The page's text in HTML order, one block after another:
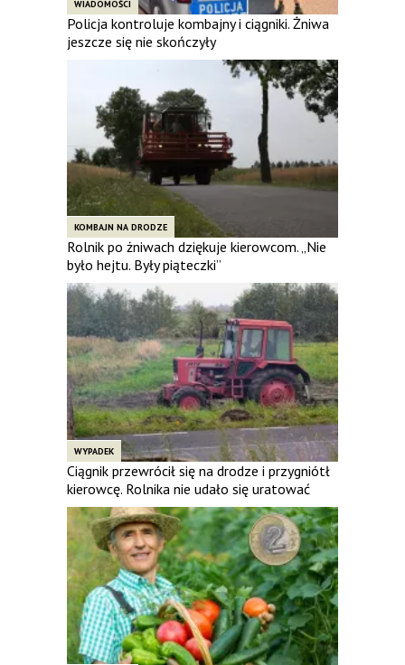
WIADOMOŚCI
Policja kontroluje kombajny i ciągniki. Żniwa
jeszcze się nie skończyły
KOMBAJN NA DRODZE
Rolnik po żniwach dziękuje kierowcom. „Nie
było hejtu. Były piąteczki”
WYPADEK
Ciągnik przewrócił się na drodze i przygniótł
kierowcę. Rolnika nie udało się uratować